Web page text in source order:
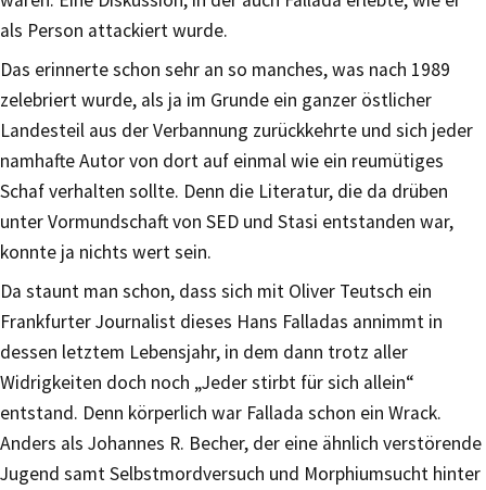
als Person attackiert wurde.
Das erinnerte schon sehr an so manches, was nach 1989
zelebriert wurde, als ja im Grunde ein ganzer östlicher
Landesteil aus der Verbannung zurückkehrte und sich jeder
namhafte Autor von dort auf einmal wie ein reumütiges
Schaf verhalten sollte. Denn die Literatur, die da drüben
unter Vormundschaft von SED und Stasi entstanden war,
konnte ja nichts wert sein.
Da staunt man schon, dass sich mit Oliver Teutsch ein
Frankfurter Journalist dieses Hans Falladas annimmt in
dessen letztem Lebensjahr, in dem dann trotz aller
Widrigkeiten doch noch „Jeder stirbt für sich allein“
entstand. Denn körperlich war Fallada schon ein Wrack.
Anders als Johannes R. Becher, der eine ähnlich verstörende
Jugend samt Selbstmordversuch und Morphiumsucht hinter